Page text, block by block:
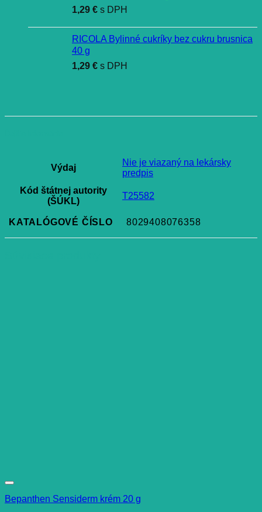
1,29 € s DPH
RICOLA Bylinné cukríky bez cukru brusnica
40 g
1,29 € s DPH
Výdaj
Nie je viazaný na lekársky
predpis
Kód štátnej autority
(ŠÚKL)
T25582
KATALÓGOVÉ ČÍSLO 8029408076358
Bepanthen Sensiderm krém 20 g